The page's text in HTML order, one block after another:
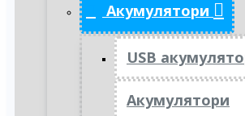
Акумулятори
USB
Акумулятори